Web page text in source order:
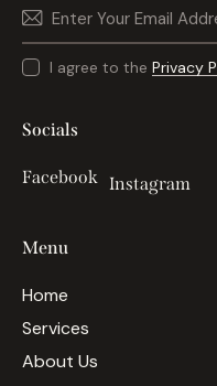
I agree to the Privacy
Socials
Facebook Instagram
Menu
Home
Services
About Us